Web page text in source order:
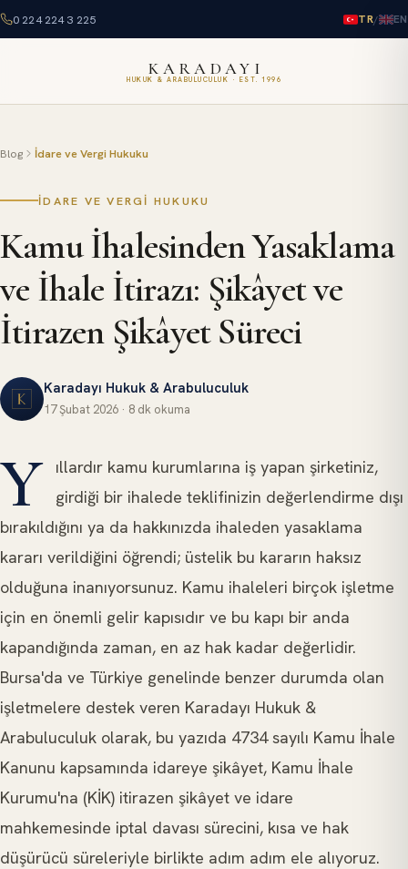
0 224 224 3 225 TR/ EN
KARADAYI
HUKUK & ARABULUCULUK · EST. 1996
Blog İdare ve Vergi Hukuku
İDARE VE VERGI HUKUKU
Kamu İhalesinden Yasaklama
ve İhale İtirazı: Şikâyet ve
İtirazen Şikâyet Süreci
Karadayı Hukuk & Arabuluculuk
17 Şubat 2026 · 8 dk okuma
Y
ıllardır kamu kurumlarına iş yapan şirketiniz,
girdiği bir ihalede teklifinizin değerlendirme dışı
bırakıldığını ya da hakkınızda ihaleden yasaklama
kararı verildiğini öğrendi; üstelik bu kararın haksız
olduğuna inanıyorsunuz. Kamu ihaleleri birçok işletme
için en önemli gelir kapısıdır ve bu kapı bir anda
kapandığında zaman, en az hak kadar değerlidir.
Bursa'da ve Türkiye genelinde benzer durumda olan
işletmelere destek veren Karadayı Hukuk &
Arabuluculuk olarak, bu yazıda 4734 sayılı Kamu İhale
Kanunu kapsamında idareye şikâyet, Kamu İhale
Kurumu'na (KİK) itirazen şikâyet ve idare
mahkemesinde iptal davası sürecini, kısa ve hak
düşürücü süreleriyle birlikte adım adım ele alıyoruz.